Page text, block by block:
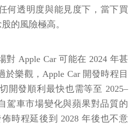
何透明度與能見度下，當下買
的風險極高。
對 Apple Car 可能在 2024 年甚
於樂觀，Apple Car 開發時程目
開發順利最快也需等至 2025–
駕車市場變化與蘋果對品質的
時程延後到 2028 年後也不意